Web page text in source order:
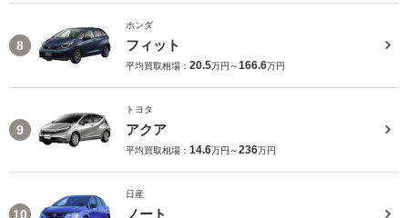
8
ホンダ
フィット
平均買取相場： 20.5万円～166.6万円
9
トヨタ
アクア
平均買取相場： 14.6万円～236万円
10
日産
ノート